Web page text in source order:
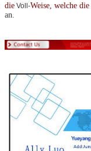
die Voll-Weise, welche die
an.